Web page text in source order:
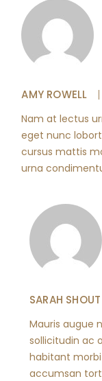
AMY ROWELL
Nam at lectus
eget nunc
cursus mattis
urna
SARAH SHOUT
Mauris augue
sollicitudin ac
habitant
accumsan